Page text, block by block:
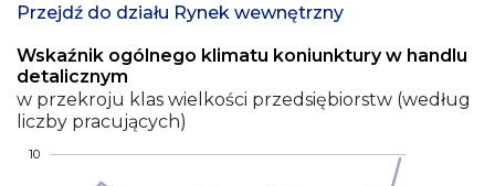
Przejdź do działu Rynek wewnętrzny
Wskaźnik ogólnego klimatu koniunktury w handlu
detalicznym
w przekroju klas wielkości przedsiębiorstw (według
liczby pracujących)
10